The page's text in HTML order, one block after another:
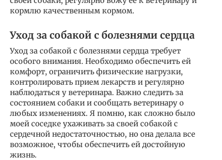
кормлю качественным кормом.
Уход за собакой с болезнями сердца
Уход за собакой с болезнями сердца требует
особого внимания. Необходимо обеспечить ей
комфорт, ограничить физические нагрузки,
контролировать прием лекарств и регулярно
наблюдаться у ветеринара. Важно следить за
состоянием собаки и сообщать ветеринару о
любых изменениях. Я помню, как сложно было
моей соседке ухаживать за своей собакой с
сердечной недостаточностью, но она делала все
возможное, чтобы обеспечить ей достойную
жизнь.